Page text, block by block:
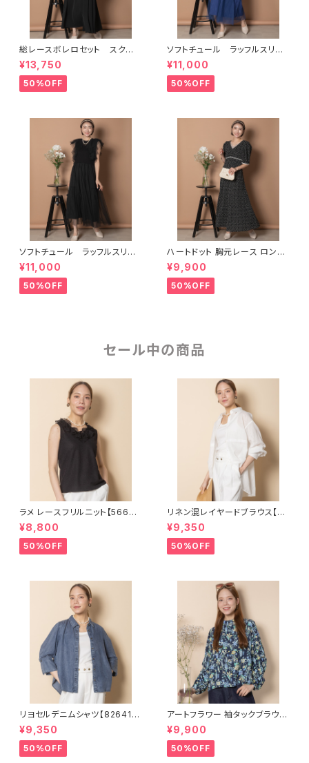
総レースボレロセット スクエ
アネックハイウエスト切り替えワ
ンピース
¥13,750
50%OFF
ソフトチュール ラッフルスリー
ブ ロングドレス
¥11,000
50%OFF
ソフトチュール ラッフルスリー
ブ ロングドレス
¥11,000
50%OFF
ハートドット 胸元レース ロング
フレアワンピース
¥9,900
50%OFF
セール中の商品
ラメ レースフリルニット【56681
01】
¥8,800
50%OFF
リネン混レイヤードブラウス【82
64109】
¥9,350
50%OFF
リヨセルデニムシャツ【826410
5】
¥9,350
50%OFF
アートフラワー 袖タックブラウス
【5664006】
¥9,900
50%OFF